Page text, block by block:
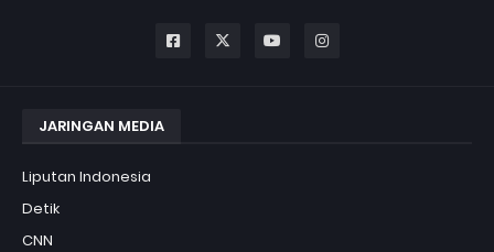
JARINGAN MEDIA
Liputan Indonesia
Detik
CNN